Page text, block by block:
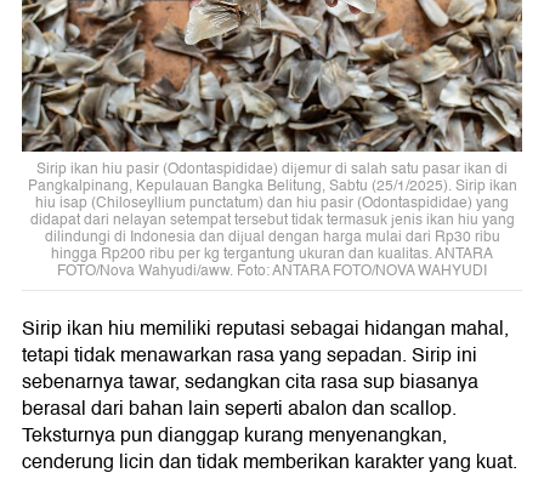
Sirip ikan hiu pasir (Odontaspididae) dijemur di salah satu pasar ikan di
Pangkalpinang, Kepulauan Bangka Belitung, Sabtu (25/1/2025). Sirip ikan
hiu isap (Chiloseyllium punctatum) dan hiu pasir (Odontaspididae) yang
didapat dari nelayan setempat tersebut tidak termasuk jenis ikan hiu yang
dilindungi di Indonesia dan dijual dengan harga mulai dari Rp30 ribu
hingga Rp200 ribu per kg tergantung ukuran dan kualitas. ANTARA
FOTO/Nova Wahyudi/aww. Foto: ANTARA FOTO/NOVA WAHYUDI
Sirip ikan hiu memiliki reputasi sebagai hidangan mahal,
tetapi tidak menawarkan rasa yang sepadan. Sirip ini
sebenarnya tawar, sedangkan cita rasa sup biasanya
berasal dari bahan lain seperti abalon dan scallop.
Teksturnya pun dianggap kurang menyenangkan,
cenderung licin dan tidak memberikan karakter yang kuat.